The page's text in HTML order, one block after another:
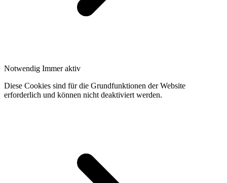
Notwendig Immer aktiv
Diese Cookies sind für die Grundfunktionen der Website
erforderlich und können nicht deaktiviert werden.